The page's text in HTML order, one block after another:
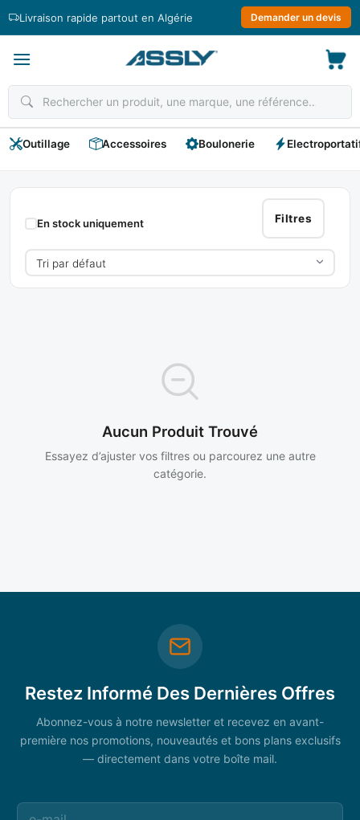
Livraison rapide partout en Algérie Demander un devis
Outillage Accessoires Boulonerie
Scie
Buche
Filtres
En stock uniquement
Aucun Produit Trouvé
Essayez d’ajuster vos filtres ou parcourez une autre
catégorie.
Restez Informé Des Dernières Offres
Abonnez-vous à notre newsletter et recevez en avant-
première nos promotions, nouveautés et bons plans exclusifs
— directement dans votre boîte mail.